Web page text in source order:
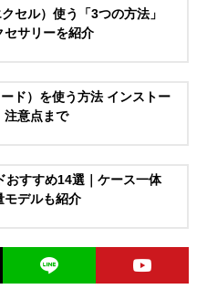
セル）使う「3つの方法」
セサリーを紹介
ド）を使う方法 インストー
注意点まで
おすすめ14選｜ケース一体
モデルも紹介